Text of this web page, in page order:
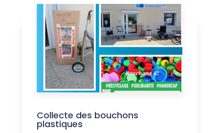
Collecte des bouchons
plastiques